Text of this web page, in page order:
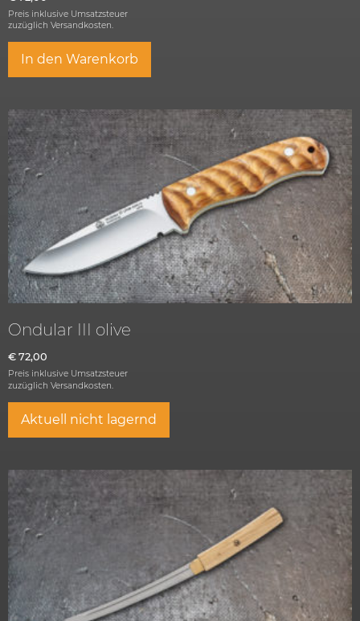
Preis inklusive Umsatzsteuer
zuzüglich Versandkosten.
In den Warenkorb
Ondular III olive
€ 72,00
Preis inklusive Umsatzsteuer
zuzüglich Versandkosten.
Aktuell nicht lagernd